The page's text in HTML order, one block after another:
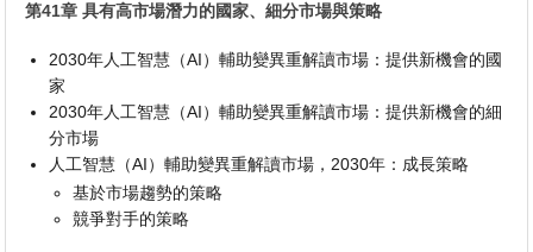
第41章 具有高市場潛力的國家、細分市場與策略
2030年人工智慧（AI）輔助變異重解讀市場：提供新機會的國
家
2030年人工智慧（AI）輔助變異重解讀市場：提供新機會的細
分市場
人工智慧（AI）輔助變異重解讀市場，2030年：成長策略
基於市場趨勢的策略
競爭對手的策略